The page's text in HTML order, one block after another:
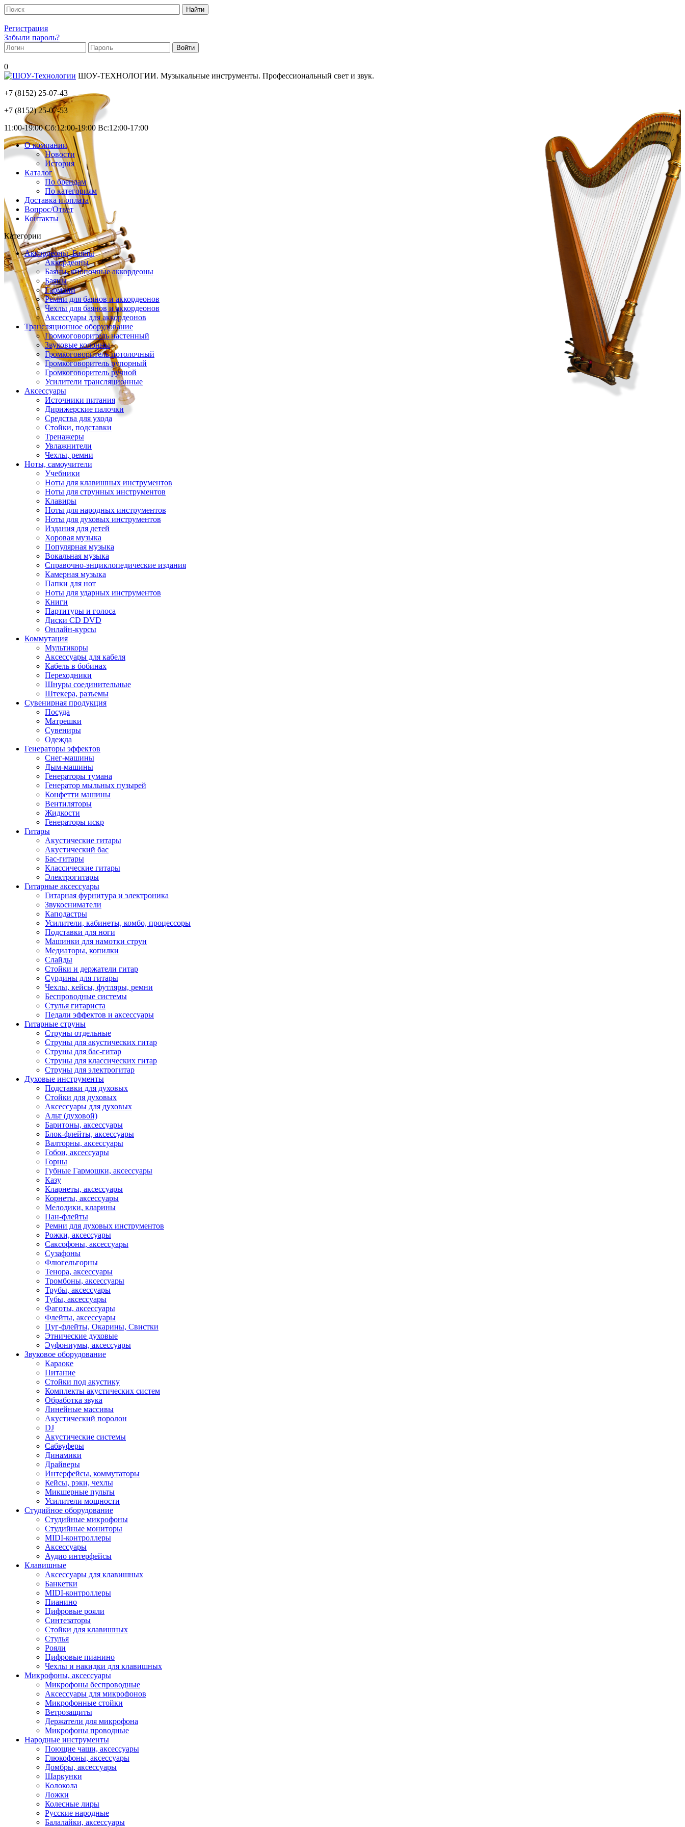
Регистрация
Забыли пароль?
0
ШОУ-ТЕХНОЛОГИИ. Музыкальные инструменты. Профессиональный свет и звук.
+7 (8152) 25-07-43
+7 (8152)25-07-53
11:00-19:00 Сб:12:00-19:00 Вс:12:00-17:00
О компании
Новости
История
Каталог
По брендам
По категориям
Доставка и оплата
Вопрос/Ответ
Контакты
Категории
Аккордеоны, Баяны
Аккордеоны
Баяны, кнопочные аккордеоны
Баяны
Гармони
Ремни для баянов и аккордеонов
Чехлы для баянов и аккордеонов
Аксессуары для аккордеонов
Трансляционное оборудование
Громкоговоритель настенный
Звуковые колонны
Громкоговоритель потолочный
Громкоговоритель рупорный
Громкоговоритель ручной
Усилители трансляционные
Аксессуары
Источники питания
Дирижерские палочки
Средства для ухода
Стойки, подставки
Тренажеры
Увлажнители
Чехлы, ремни
Ноты, самоучители
Учебники
Ноты для клавишных инструментов
Ноты для струнных инструментов
Клавиры
Ноты для народных инструментов
Ноты для духовых инструментов
Издания для детей
Хоровая музыка
Популярная музыка
Вокальная музыка
Справочно-энциклопедические издания
Камерная музыка
Папки для нот
Ноты для ударных инструментов
Книги
Партитуры и голоса
Диски CD DVD
Онлайн-курсы
Коммутация
Мультикоры
Аксессуары для кабеля
Кабель в бобинах
Переходники
Шнуры соединительные
Штекера, разъемы
Сувенирная продукция
Посуда
Матрешки
Сувениры
Одежда
Генераторы эффектов
Снег-машины
Дым-машины
Генераторы тумана
Генератор мыльных пузырей
Конфетти машины
Вентиляторы
Жидкости
Генераторы искр
Гитары
Акустические гитары
Акустический бас
Бас-гитары
Классические гитары
Электрогитары
Гитарные аксессуары
Гитарная фурнитура и электроника
Звукосниматели
Каподастры
Усилители, кабинеты, комбо, процессоры
Подставки для ноги
Машинки для намотки струн
Медиаторы, копилки
Слайды
Стойки и держатели гитар
Сурдины для гитары
Чехлы, кейсы, футляры, ремни
Беспроводные системы
Стулья гитариста
Педали эффектов и аксессуары
Гитарные струны
Струны отдельные
Струны для акустических гитар
Струны для бас-гитар
Струны для классических гитар
Струны для электрогитар
Духовые инструменты
Подставки для духовых
Стойки для духовых
Аксессуары для духовых
Альт (духовой)
Баритоны, аксессуары
Блок-флейты, аксессуары
Валторны, аксессуары
Гобои, аксессуары
Горны
Губные Гармошки, аксессуары
Казу
Кларнеты, аксессуары
Корнеты, аксессуары
Мелодики, кларины
Пан-флейты
Ремни для духовых инструментов
Рожки, аксессуары
Саксофоны, аксессуары
Сузафоны
Флюгельгорны
Тенора, аксессуары
Тромбоны, аксессуары
Трубы, аксессуары
Тубы, аксессуары
Фаготы, аксессуары
Флейты, аксессуары
Цуг-флейты, Окарины, Свистки
Этнические духовые
Эуфониумы, аксессуары
Звуковое оборудование
Караоке
Питание
Стойки под акустику
Комплекты акустических систем
Обработка звука
Линейные массивы
Акустический поролон
DJ
Акустические системы
Сабвуферы
Динамики
Драйверы
Интерфейсы, коммутаторы
Кейсы, рэки, чехлы
Микшерные пульты
Усилители мощности
Студийное оборудование
Студийные микрофоны
Студийные мониторы
MIDI-контроллеры
Аксессуары
Аудио интерфейсы
Клавишные
Аксессуары для клавишных
Банкетки
MIDI-контроллеры
Пианино
Цифровые рояли
Синтезаторы
Стойки для клавишных
Стулья
Рояли
Цифровые пианино
Чехлы и накидки для клавишных
Микрофоны, аксессуары
Микрофоны беспроводные
Аксессуары для микрофонов
Микрофонные стойки
Ветрозащиты
Держатели для микрофона
Микрофоны проводные
Народные инструменты
Поющие чаши, аксессуары
Глюкофоны, аксессуары
Домбры, аксессуары
Шаркунки
Колокола
Ложки
Колесные лиры
Русские народные
Балалайки, аксессуары